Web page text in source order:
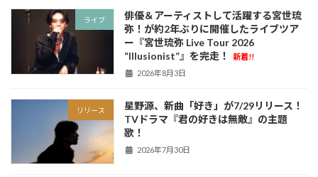
ライブ
俳優＆アーティストして活躍する宮世琉
弥！が約2年ぶりに開催したライブツア
ー『宮世琉弥 Live Tour 2026
“Illusionist”』を完走！
新着!!
2026年8月3日
リリース
星野源、新曲「好き」が7/29リリース！
TVドラマ『君の好きは無敵』の主題
歌！
2026年7月30日